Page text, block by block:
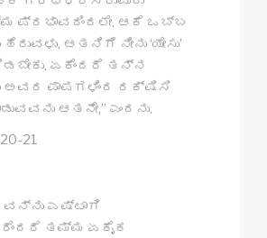
ಪ್ರಭಾವದಿಂದಲೇ. ಆಕೆ ಒಬ್ಬ
ಆತನಿಗೆ ನೀನು ‘ಯೇಸು’
ಏಕೆಂದರೆ ತನ್ನ
ಅವರ ಪಾಪಗಳಿಂದ ರಕ್ಷಿಸಿ
ಆತನೇ,” ಎಂದನು.
21
ಎಷ್ಟಾಗಿ
ತಮ್ಮ ಏಕೈಕ